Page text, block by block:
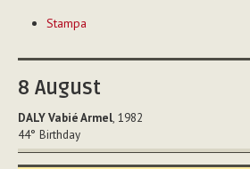
sul
Stampa
8 August
DALY Vabié Armel, 1982
44° Birthday